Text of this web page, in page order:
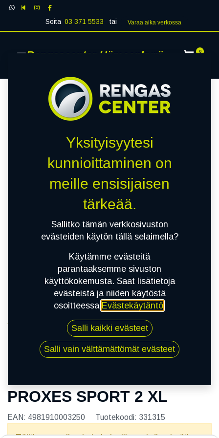
Soita 03 371 5533 tai Varaa aika verk​​​​ossa
Rengascenter Hämeenkyrö 0
215/40R18 89Y TOYO PROXES SPORT 2 XL
PROXES SPORT 2 XL
EAN: 4981910003250 Tuotekoodi: 331315
Yksityisyytesi
kunnioittaminen on
meille ensisijaisen
tärkeää.
Sallitko tämän verkkosivuston
evästeiden käytön tällä selaimella?
Käytämme evästeitä
parantaaksemme sivuston
käyttökokemusta. Saat lisätietoja
evästeistä ja niiden käytöstä
osoitteessa Evästekäytäntö.
Salli kaikki evästeet
Salli vain välttämättömät evästeet